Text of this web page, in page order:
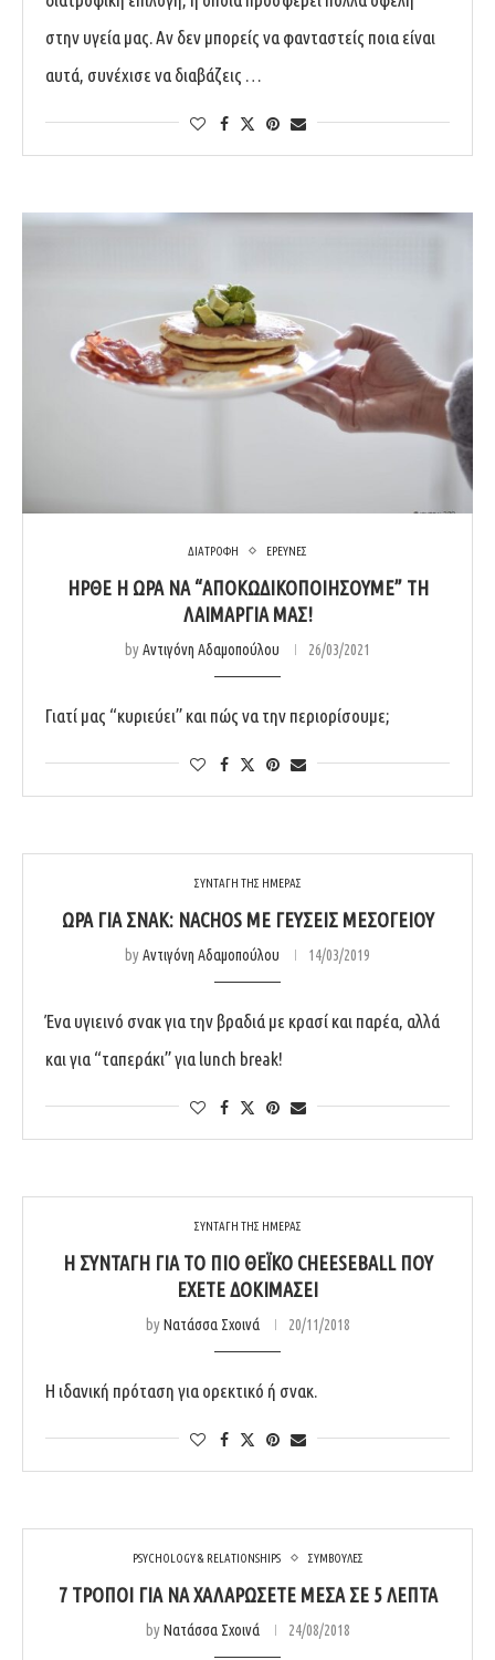
στην υγεία μας. Αν δεν μπορείς να φανταστείς ποια είναι
αυτά, συνέχισε να διαβάζεις …
ΔΙΑΤΡΟΦΗ ΕΡΕΥΝΕΣ
ΉΡΘΕ Η ΏΡΑ ΝΑ “ΑΠΟΚΩΔΙΚΟΠΟΙΉΣΟΥΜΕ” ΤΗ
ΛΑΙΜΑΡΓΊΑ ΜΑΣ!
byΑντιγόνη Αδαμοπούλου 26/03/2021
Γιατί μας “κυριεύει” και πώς να την περιορίσουμε;
ΣΥΝΤΑΓΗ ΤΗΣ ΗΜΕΡΑΣ
ΏΡΑ ΓΙΑ ΣΝΑΚ: NACHOS ΜΕ ΓΕΎΣΕΙΣ ΜΕΣΟΓΕΊΟΥ
byΑντιγόνη Αδαμοπούλου 14/03/2019
Ένα υγιεινό σνακ για την βραδιά με κρασί και παρέα, αλλά
και για “ταπεράκι” για lunch break!
ΣΥΝΤΑΓΗ ΤΗΣ ΗΜΕΡΑΣ
Η ΣΥΝΤΑΓΉ ΓΙΑ ΤΟ ΠΙΟ ΘΕΪΚΌ CHEESEBALL ΠΟΥ
ΈΧΕΤΕ ΔΟΚΙΜΆΣΕΙ
byΝατάσσα Σχοινά 20/11/2018
Η ιδανική πρόταση για ορεκτικό ή σνακ.
PSYCHOLOGY & RELATIONSHIPS ΣΥΜΒΟΥΛΕΣ
7 ΤΡΌΠΟΙ ΓΙΑ ΝΑ ΧΑΛΑΡΏΣΕΤΕ ΜΈΣΑ ΣΕ 5 ΛΕΠΤΆ
byΝατάσσα Σχοινά 24/08/2018